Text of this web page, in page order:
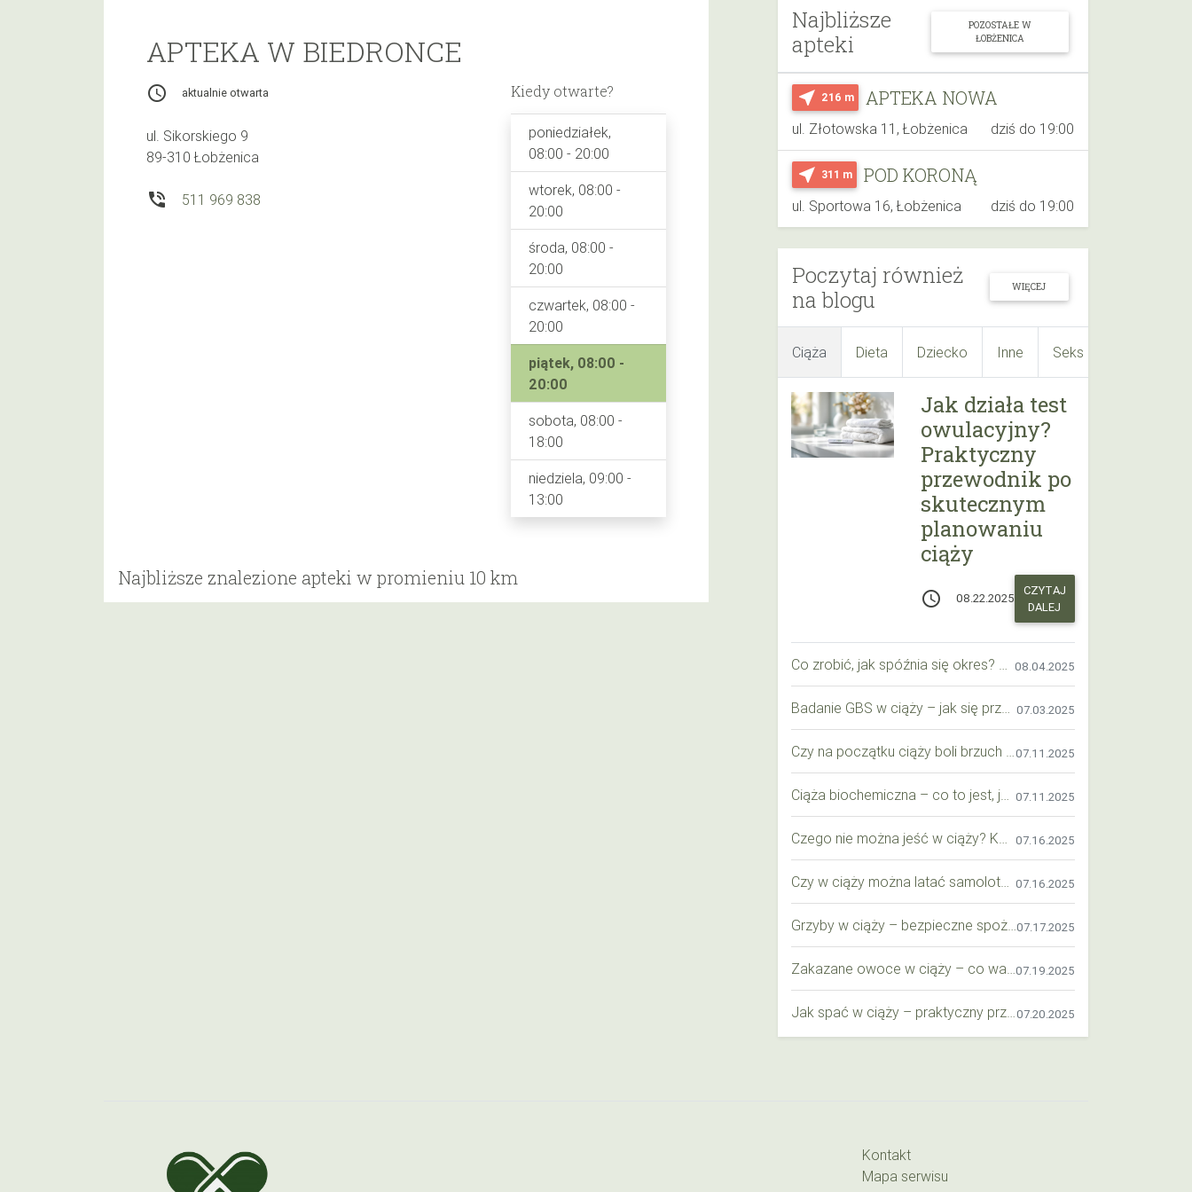
Najbliższe
apteki
POZOSTAŁE W
ŁOBŻENICA
near_me 216 m APTEKA NOWA
ul. Złotowska 11, Łobżenica dziś do 19:00
near_me 311 m POD KORONĄ
ul. Sportowa 16, Łobżenica dziś do 19:00
Poczytaj również
na blogu
WIĘCEJ
Ciąża Dieta Dziecko Inne Seks
Jak działa test
owulacyjny?
Praktyczny
przewodnik po
skutecznym
planowaniu
ciąży
access_time 08.22.2025
CZYTAJ
DALEJ
08.04.2025
07.03.2025
07.11.2025
07.11.2025
07.16.2025
07.16.2025
07.17.2025
07.19.2025
07.20.2025
APTEKA W BIEDRONCE
access_time aktualnie otwarta
ul. Sikorskiego 9
89-310 Łobżenica
phone_in_talk 511 969 838
Kiedy otwarte?
poniedziałek,
08:00 - 20:00
wtorek, 08:00 -
20:00
środa, 08:00 -
20:00
czwartek, 08:00 -
20:00
piątek, 08:00 -
20:00
sobota, 08:00 -
18:00
niedziela, 09:00 -
13:00
Najbliższe znalezione apteki w promieniu 10 km
Kontakt
Mapa serwisu